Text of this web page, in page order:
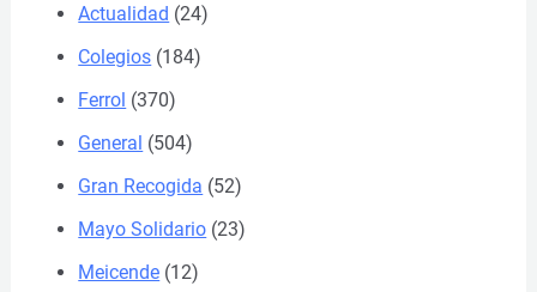
Actualidad (24)
Colegios (184)
Ferrol (370)
General (504)
Gran Recogida (52)
Mayo Solidario (23)
Meicende (12)